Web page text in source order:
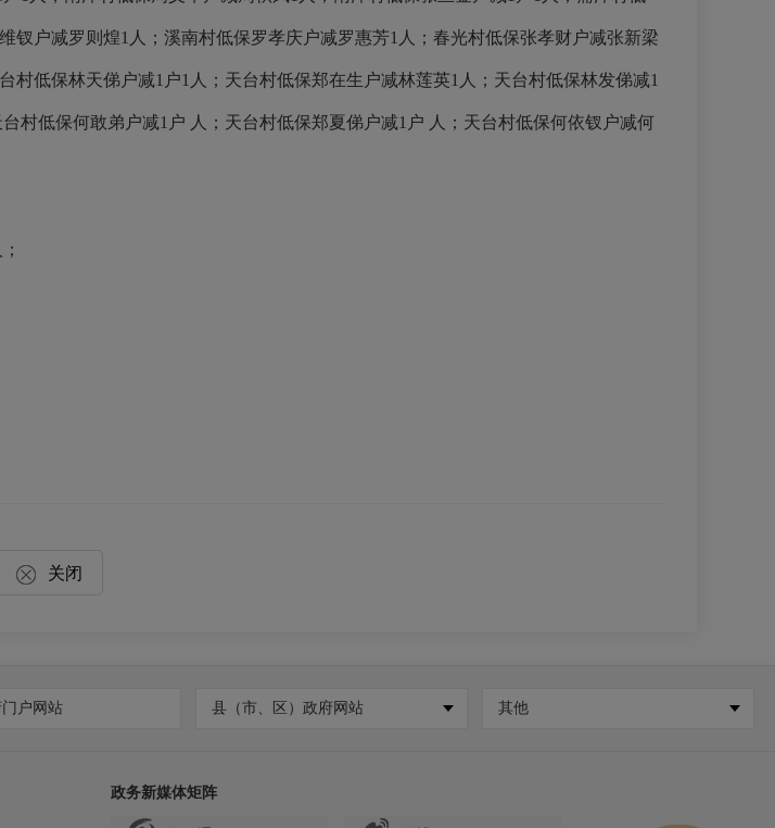
钗户减罗则煌1 人；溪南村低保罗孝庆户减罗惠芳1 人；春光村低保张孝财户减张新梁
村低保林天俤户减1 户1 人；天台村低保郑在生户减林莲英1 人；天台村低保林发俤减1
台村低保何敢弟户减1 户 人；天台村低保郑夏俤户减1 户 人；天台村低保何依钗户减何
关闭
户网站 县（市、区）政府网站 其他
政务新媒体矩阵